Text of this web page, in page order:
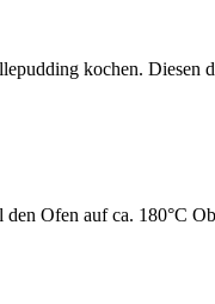
kochen. Diesen
Ofen auf ca. 180°C